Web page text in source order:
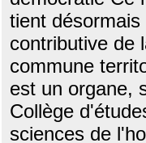
tient
contributive de
commune
est un organe,
Collège
sciences de